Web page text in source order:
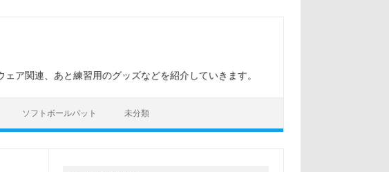
ア関連、あと練習用のグッズなどを紹介していきます。
ソフトボールバット 未分類